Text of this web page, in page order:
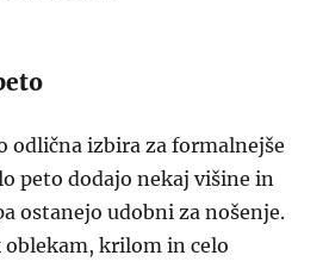
odlična izbira za formalnejše
peto dodajo nekaj višine in
ostanejo udobni za nošenje.
oblekam, krilom in celo